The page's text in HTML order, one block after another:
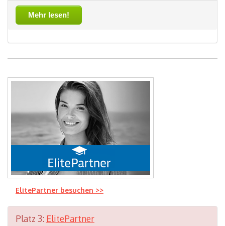
Mehr lesen!
ElitePartner besuchen >>
Platz 3: ElitePartner